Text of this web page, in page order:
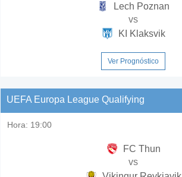
Lech Poznan
vs
KI Klaksvik
Ver Prognóstico
UEFA Europa League Qualifying
Hora: 19:00
FC Thun
vs